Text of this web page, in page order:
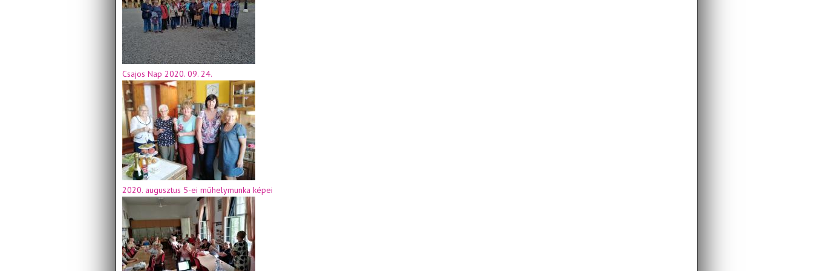
Csajos Nap 2020. 09. 24.
2020. augusztus 5-ei műhelymunka képei